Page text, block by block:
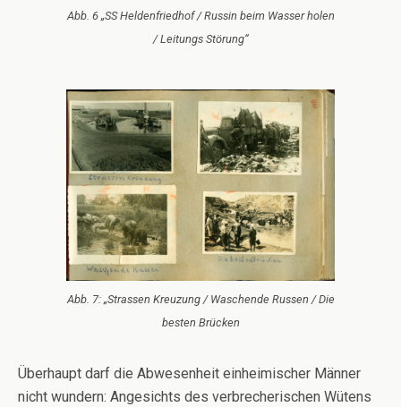
Abb. 6 „SS Heldenfriedhof / Russin beim Wasser holen
/ Leitungs Störung“
Abb. 7: „Strassen Kreuzung / Waschende Russen / Die
besten Brücken
Überhaupt darf die Abwesenheit einheimischer Männer
nicht wundern: Angesichts des verbrecherischen Wütens